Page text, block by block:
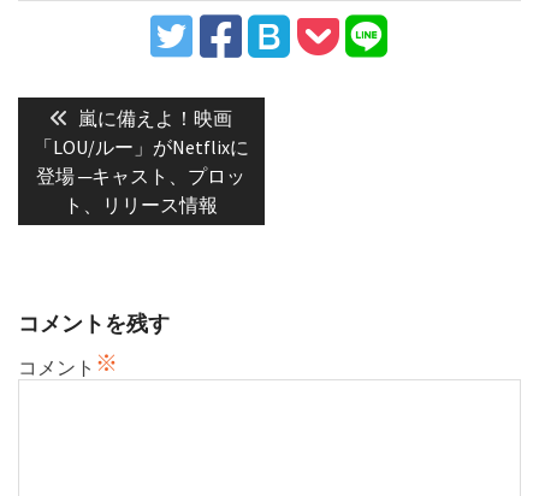
ビ
ン
Previous
post:
嵐に備えよ！映画
「LOU/ルー」がNetflixに
登場 ─キャスト、プロッ
ト、リリース情報
コメントを残す
コメント ※